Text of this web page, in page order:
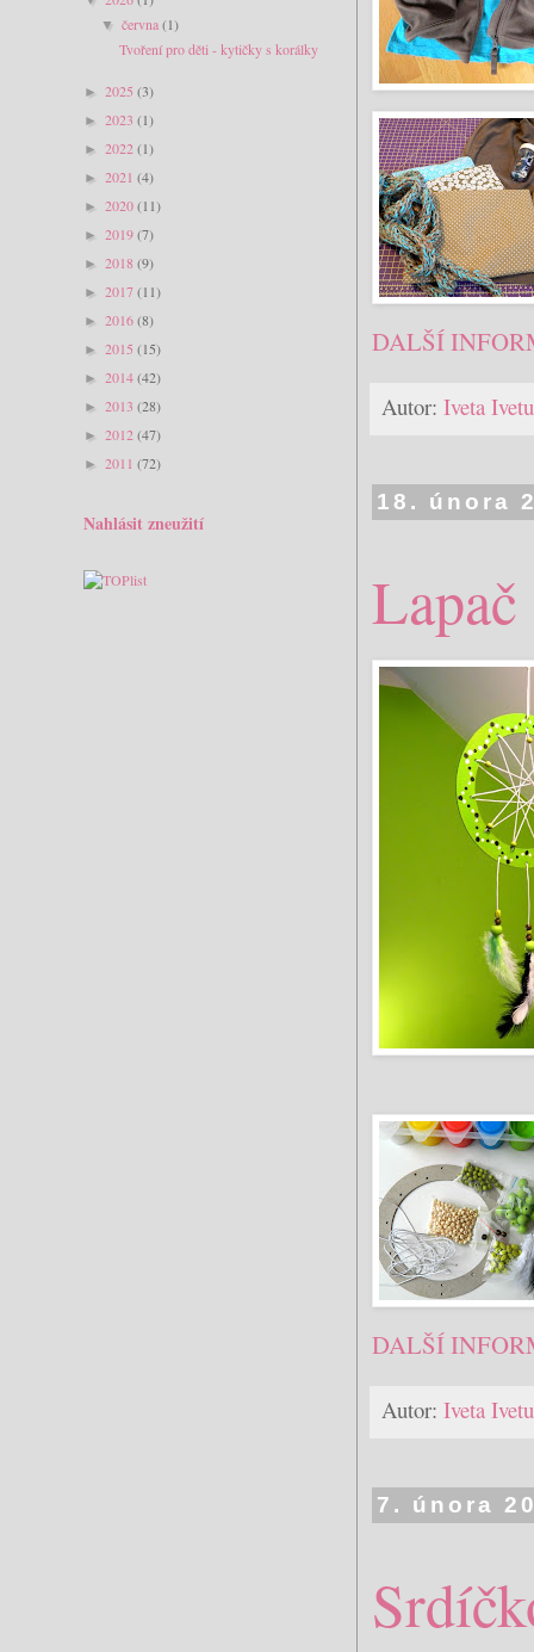
DALŠÍ
Autor: Iveta
18. února
Lapač
DALŠÍ
Autor: Iveta
7. února
▼června(1)
Tvoření pro děti - kytičky s korálky
► 2025 (3)
► 2023 (1)
► 2022(1)
► 2021 (4)
► 2020(11)
► 2019(7)
► 2018 (9)
► 2017(11)
► 2016(8)
► 2015 (15)
► 2014(42)
► 2013 (28)
► 2012(47)
► 2011 (72)
Nahlásit zneužití